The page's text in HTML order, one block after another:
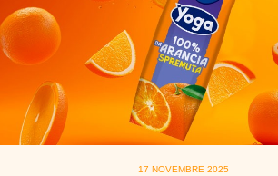
17 NOVEMBRE 2025